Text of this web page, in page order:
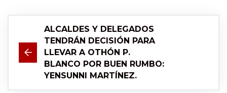
ALCALDES Y DELEGADOS
TENDRÁN DECISIÓN PARA
LLEVAR A OTHÓN P.
BLANCO POR BUEN RUMBO:
YENSUNNI MARTÍNEZ.